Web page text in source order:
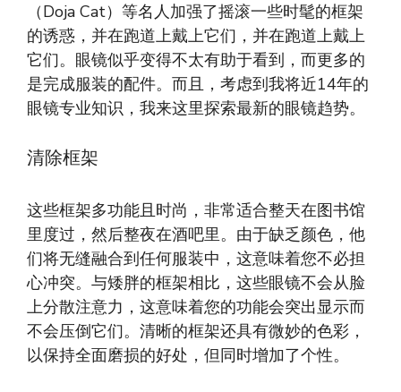
（Doja Cat）等名人加强了摇滚一些时髦的框架
的诱惑，并在跑道上戴上它们，并在跑道上戴上
它们。眼镜似乎变得不太有助于看到，而更多的
是完成服装的配件。而且，考虑到我将近14年的
眼镜专业知识，我来这里探索最新的眼镜趋势。
清除框架
这些框架多功能且时尚，非常适合整天在图书馆
里度过，然后整夜在酒吧里。由于缺乏颜色，他
们将无缝融合到任何服装中，这意味着您不必担
心冲突。与矮胖的框架相比，这些眼镜不会从脸
上分散注意力，这意味着您的功能会突出显示而
不会压倒它们。清晰的框架还具有微妙的色彩，
以保持全面磨损的好处，但同时增加了个性。